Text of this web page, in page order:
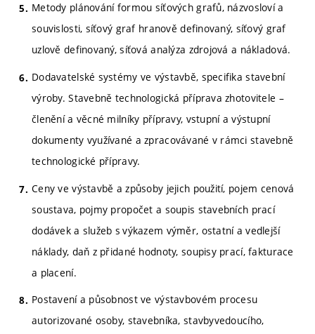
Metody plánování formou síťových grafů, názvosloví a
souvislosti, síťový graf hranově definovaný, síťový graf
uzlově definovaný, síťová analýza zdrojová a nákladová.
Dodavatelské systémy ve výstavbě, specifika stavební
výroby. Stavebně technologická příprava zhotovitele –
členění a věcné milníky přípravy, vstupní a výstupní
dokumenty využívané a zpracovávané v rámci stavebně
technologické přípravy.
Ceny ve výstavbě a způsoby jejich použití, pojem cenová
soustava, pojmy propočet a soupis stavebních prací
dodávek a služeb s výkazem výměr, ostatní a vedlejší
náklady, daň z přidané hodnoty, soupisy prací, fakturace
a placení.
Postavení a působnost ve výstavbovém procesu
autorizované osoby, stavebníka, stavbyvedoucího,